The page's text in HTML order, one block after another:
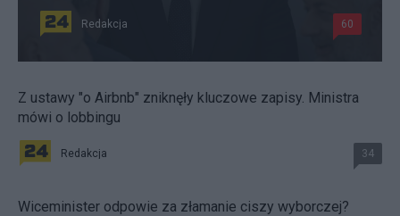
Redakcja 60
Z ustawy "o Airbnb" zniknęły kluczowe zapisy. Ministra
mówi o lobbingu
Redakcja 34
Wiceminister odpowie za złamanie ciszy wyborczej?